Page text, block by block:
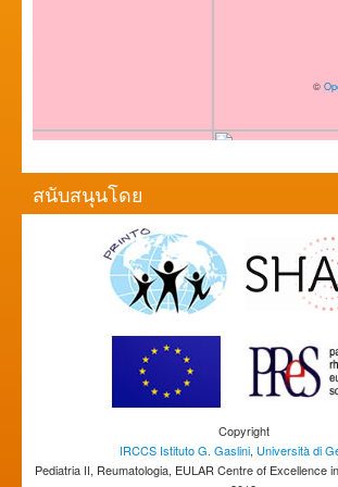
©
สนับสนุนโดย
Copyright
IRCCS Istituto G. Gaslini, Università di
Pediatria II, Reumatologia, EULAR Centre of Excellence